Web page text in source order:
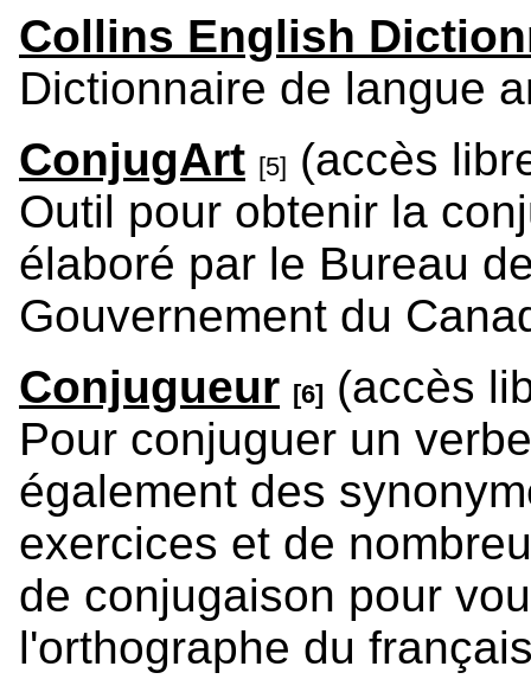
Collins English
Dictionnaire de langue
ConjugArt [5]
(accès
Outil pour obtenir la
élaboré par le Bureau
Gouvernement du
Conjugueur [6]
(accès
Pour conjuguer un
également des
exercices et de
de conjugaison pour
l'orthographe du